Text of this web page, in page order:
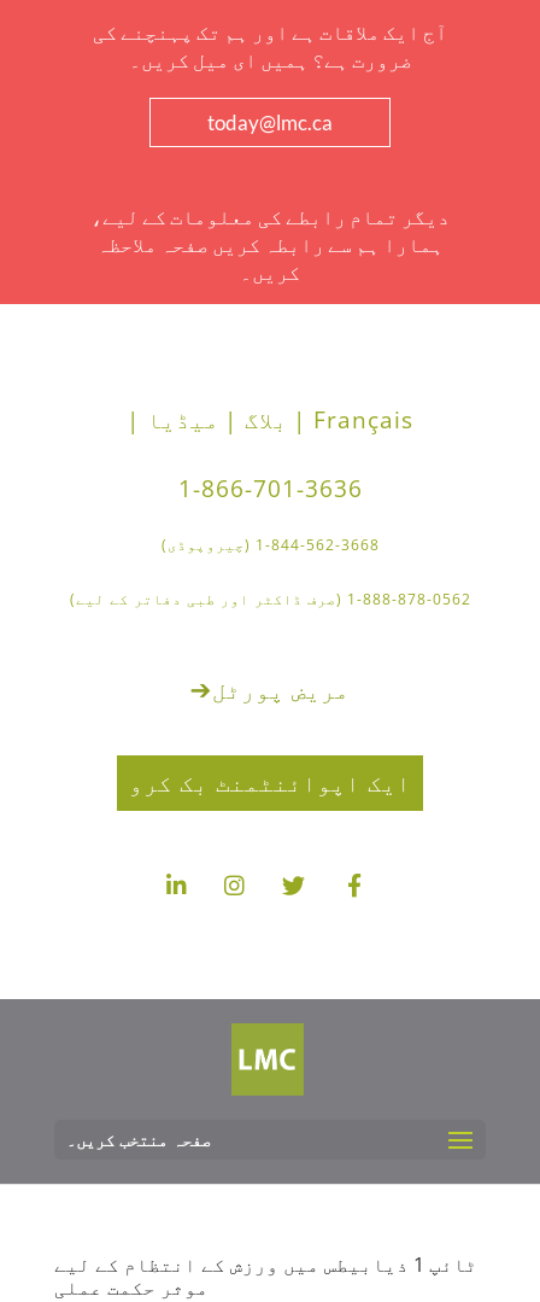
آج ایک ملاقات ہے اور ہم تک پہنچنے کی
ضرورت ہے؟ ہمیں ای میل کریں۔
today@lmc.ca
دیگر تمام رابطے کی معلومات کے لیے،
ہمارا ہم سے رابطہ کریں صفحہ ملاحظہ
کریں۔
Français | بلاگ | میڈیا |
1-866-701-3636
1-844-562-3668 (چیروپوڈی)
1-888-878-0562 (صرف ڈاکٹر اور طبی دفاتر کے لیے)
مریض پورٹل➔
ایک اپوائنٹمنٹ بک کرو
صفحہ منتخب کریں۔
ٹائپ 1 ذیابیطس میں ورزش کے انتظام کے لیے
موثر حکمت عملی